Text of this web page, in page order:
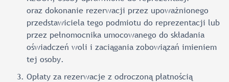
oraz dokonanie rezerwacji przez upoważnionego
przedstawiciela tego podmiotu do reprezentacji lub
przez pełnomocnika umocowanego do składania
oświadczeń woli i zaciągania zobowiązań imieniem
tej osoby.
Opłaty za rezerwacje z odroczoną płatnością